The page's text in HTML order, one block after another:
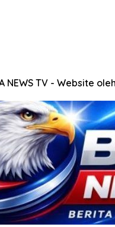
NEWS TV - Website oleh